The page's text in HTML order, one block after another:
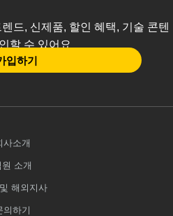
드, 신제품, 할인 혜택, 기술 콘텐
할 수 있어요
입하기
사소개
원 소개
해외지사
의하기